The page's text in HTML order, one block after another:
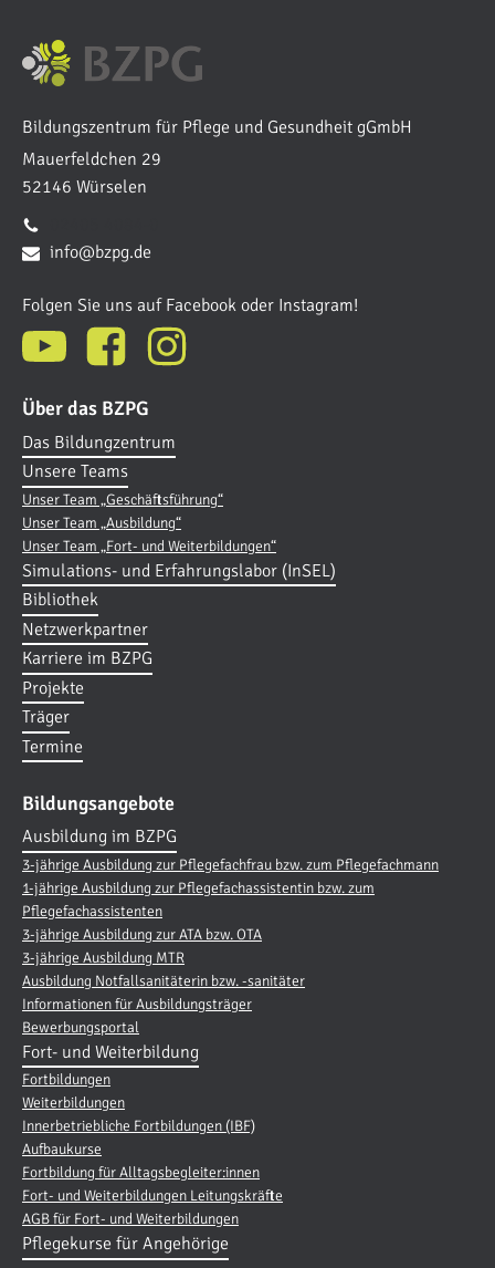
Bildungszentrum für Pflege und Gesundheit gGmbH
Mauerfeldchen 29
52146 Würselen
info@bzpg.de
Folgen Sie uns auf Facebook oder Instagram!
Über das BZPG
Das Bildungzentrum
Unsere Teams
Unser Team „Geschäftsführung“
Unser Team „Ausbildung“
Unser Team „Fort- und Weiterbildungen“
Simulations- und Erfahrungslabor (InSEL)
Bibliothek
Netzwerkpartner
Karriere im BZPG
Projekte
Träger
Termine
Bildungsangebote
Ausbildung im BZPG
3-jährige Ausbildung zur Pflegefachfrau bzw. zum Pflegefachmann
1-jährige Ausbildung zur Pflegefachassistentin bzw. zum
Pflegefachassistenten
3-jährige Ausbildung zur ATA bzw. OTA
3-jährige Ausbildung MTR
Ausbildung Notfallsanitäterin bzw. -sanitäter
Informationen für Ausbildungsträger
Bewerbungsportal
Fort- und Weiterbildung
Fortbildungen
Weiterbildungen
Innerbetriebliche Fortbildungen (IBF)
Aufbaukurse
Fortbildung für Alltagsbegleiter:innen
Fort- und Weiterbildungen Leitungskräfte
AGB für Fort- und Weiterbildungen
Pflegekurse für Angehörige